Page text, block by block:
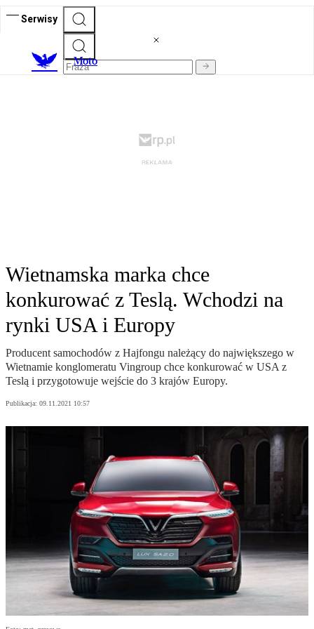
Serwisy
Moto
Wietnamska marka chce
konkurować z Teslą. Wchodzi na
rynki USA i Europy
Producent samochodów z Hajfongu należący do największego w
Wietnamie konglomeratu Vingroup chce konkurować w USA z
Teslą i przygotowuje wejście do 3 krajów Europy.
Publikacja: 09.11.2021 10:57